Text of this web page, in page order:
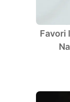
Favori